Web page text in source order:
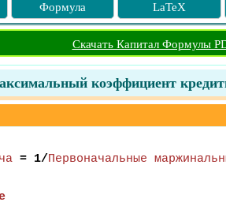
Формула LaTeX
Скачать Капитал Формулы
коэффициент
= 1/Первоначальные